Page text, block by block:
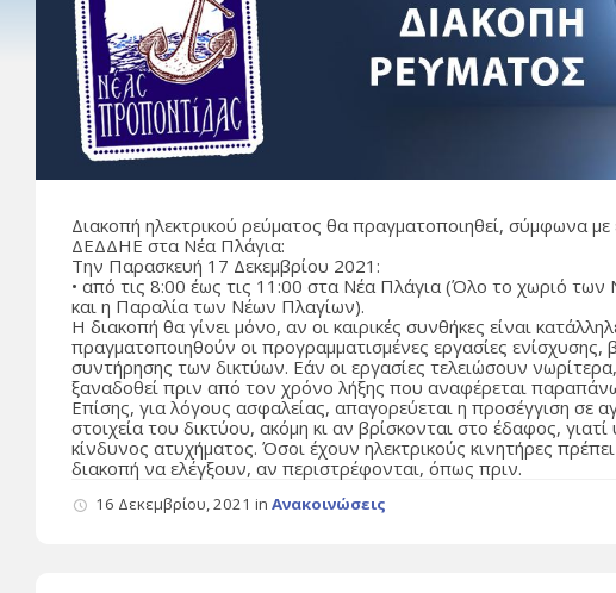
Διακοπή ηλεκτρικού ρεύματος θα πραγματοποιηθεί, σύμφωνα
ΔΕΔΔΗΕ στα Νέα Πλάγια:
Την Παρασκευή 17 Δεκεμβρίου 2021:
• από τις 8:00 έως τις 11:00 στα Νέα Πλάγια (Όλο το χωριό
και η Παραλία των Νέων Πλαγίων).
Η διακοπή θα γίνει μόνο, αν οι καιρικές συνθήκες είναι
πραγματοποιηθούν οι προγραμματισμένες εργασίες ενίσχυσης,
συντήρησης των δικτύων. Εάν οι εργασίες τελειώσουν
ξαναδοθεί πριν από τον χρόνο λήξης που αναφέρεται
Επίσης, για λόγους ασφαλείας, απαγορεύεται η προσέγγιση σε
στοιχεία του δικτύου, ακόμη κι αν βρίσκονται στο έδαφος, γιατί
κίνδυνος ατυχήματος. Όσοι έχουν ηλεκτρικούς κινητήρες
διακοπή να ελέγξουν, αν περιστρέφονται, όπως πριν.
16 Δεκεμβρίου, 2021inΑνακοινώσεις